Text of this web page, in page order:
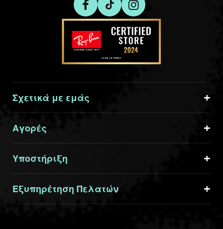
Σχετικά με εμάς
Αγορές
Υποστήριξη
Εξυπηρέτηση Πελατών